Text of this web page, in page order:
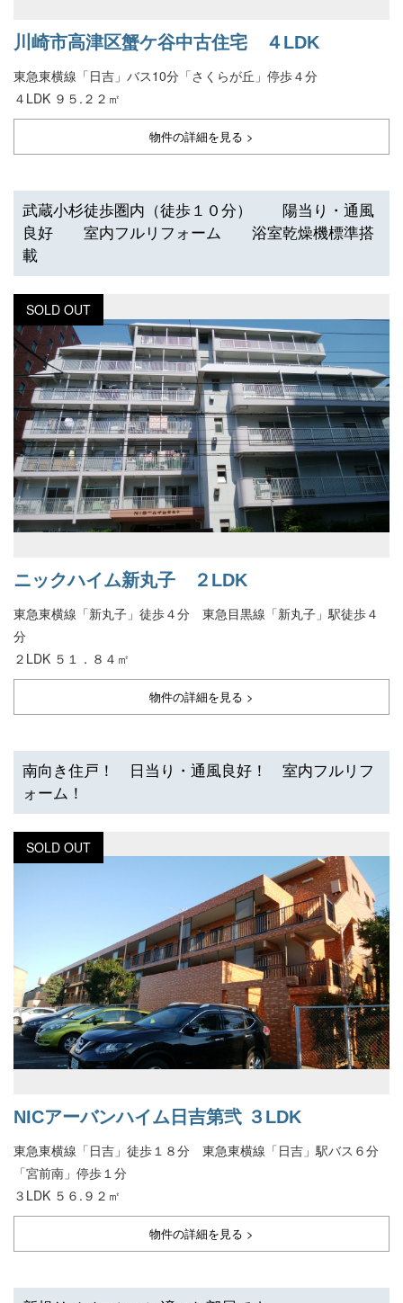
川崎市高津区蟹ケ谷中古住宅 ４LDK
東急東横線「日吉」バス10分「さくらが丘」停歩４分
４LDK ９５.２２㎡
物件の詳細を見る >
武蔵小杉徒歩圏内（徒歩１０分） 陽当り・通風
良好 室内フルリフォーム 浴室乾燥機標準搭
載
SOLD OUT
ニックハイム新丸子 ２LDK
東急東横線「新丸子」徒歩４分 東急目黒線「新丸子」駅徒歩４
分
２LDK ５１．８４㎡
物件の詳細を見る >
南向き住戸！ 日当り・通風良好！ 室内フルリフ
ォーム！
SOLD OUT
NICアーバンハイム日吉第弐 ３LDK
東急東横線「日吉」徒歩１８分 東急東横線「日吉」駅バス６分
「宮前南」停歩１分
３LDK ５６.９２㎡
物件の詳細を見る >